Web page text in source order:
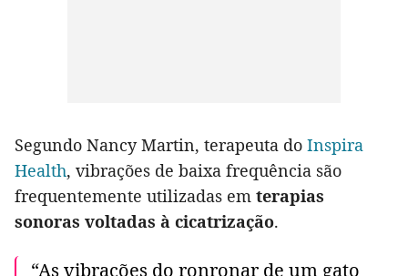
Segundo Nancy Martin, terapeuta do Inspira
Health, vibrações de baixa frequência são
frequentemente utilizadas em terapias
sonoras voltadas à cicatrização.
“As vibrações do ronronar de um gato